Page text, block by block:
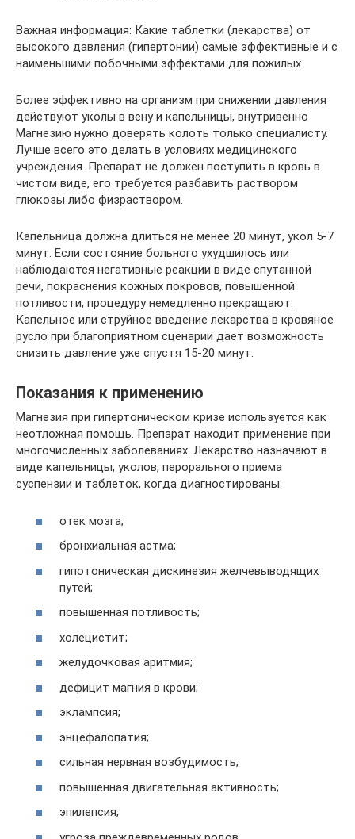
Важная информация: Какие таблетки (лекарства) от
высокого давления (гипертонии) самые эффективные и с
наименьшими побочными эффектами для пожилых
Более эффективно на организм при снижении давления
действуют уколы в вену и капельницы, внутривенно
Магнезию нужно доверять колоть только специалисту.
Лучше всего это делать в условиях медицинского
учреждения. Препарат не должен поступить в кровь в
чистом виде, его требуется разбавить раствором
глюкозы либо физраствором.
Капельница должна длиться не менее 20 минут, укол 5-7
минут. Если состояние больного ухудшилось или
наблюдаются негативные реакции в виде спутанной
речи, покраснения кожных покровов, повышенной
потливости, процедуру немедленно прекращают.
Капельное или струйное введение лекарства в кровяное
русло при благоприятном сценарии дает возможность
снизить давление уже спустя 15-20 минут.
Показания к применению
Магнезия при гипертоническом кризе используется как
неотложная помощь. Препарат находит применение при
многочисленных заболеваниях. Лекарство назначают в
виде капельницы, уколов, перорального приема
суспензии и таблеток, когда диагностированы:
отек мозга;
бронхиальная астма;
гипотоническая дискинезия желчевыводящих
путей;
повышенная потливость;
холецистит;
желудочковая аритмия;
дефицит магния в крови;
эклампсия;
энцефалопатия;
сильная нервная возбудимость;
повышенная двигательная активность;
эпилепсия;